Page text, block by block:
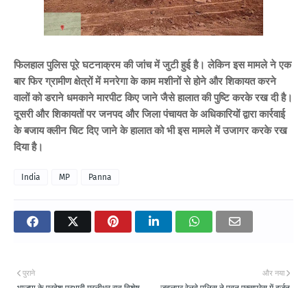
फिलहाल पुलिस पूरे घटनाक्रम की जांच में जुटी हुई है। लेकिन इस मामले ने एक
बार फिर ग्रामीण क्षेत्रों में मनरेगा के काम मशीनों से होने और शिकायत करने
वालों को डराने धमकाने मारपीट किए जाने जैसे हालात की पुष्टि करके रख दी है।
दूसरी और शिकायतों पर जनपद और जिला पंचायत के अधिकारियों द्वारा कार्रवाई
के बजाय क्लीन चिट दिए जाने के हालात को भी इस मामले में उजागर करके रख
दिया है।
India MP Panna
और नया
पुराने